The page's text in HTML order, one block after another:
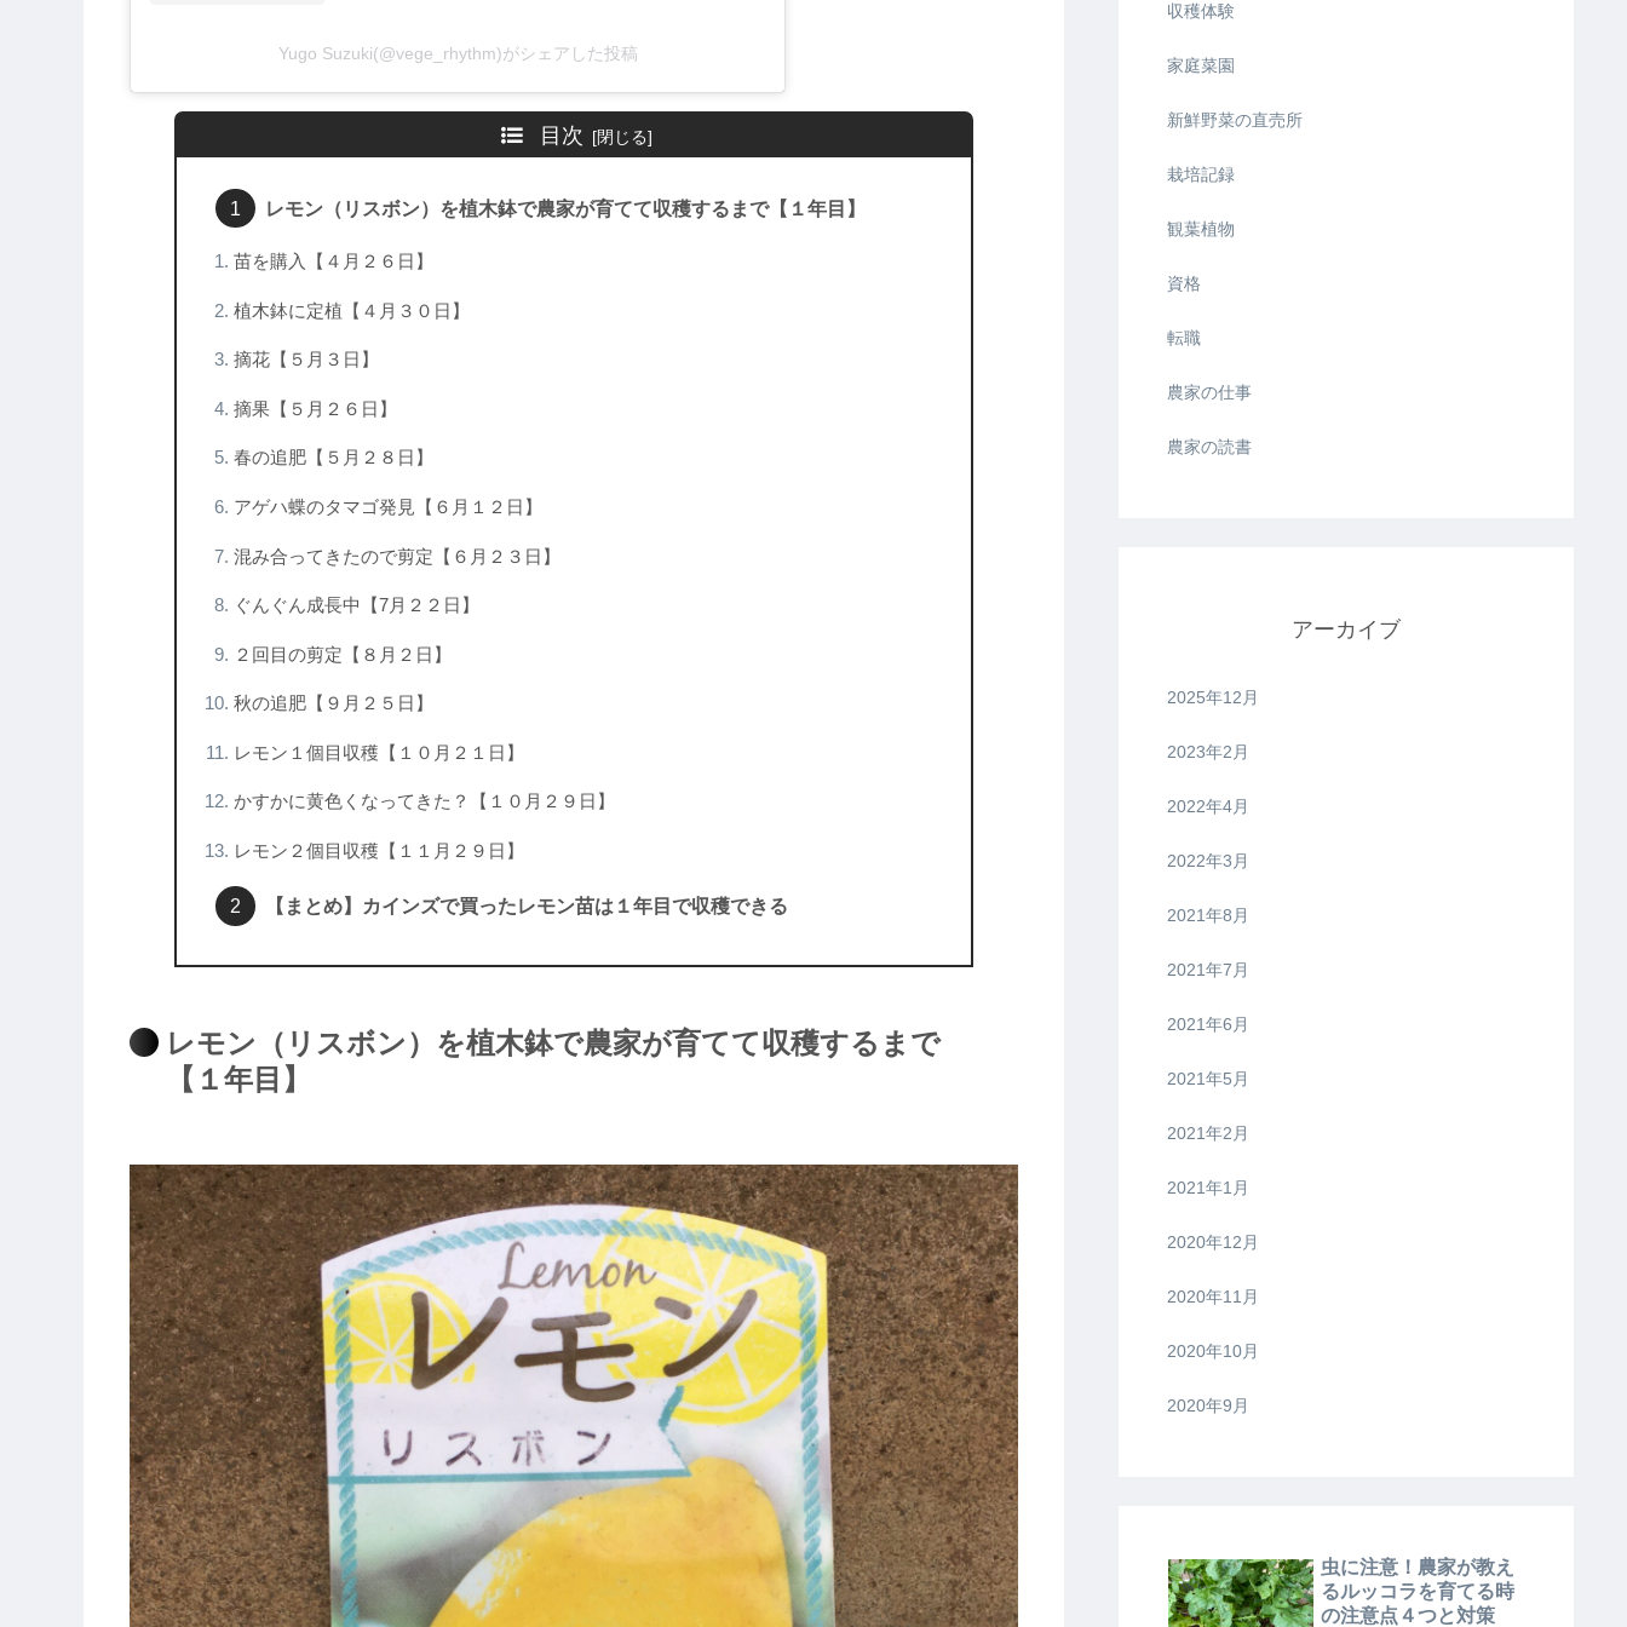
Yugo Suzuki(@vege_rhythm)がシェアした投稿
目次
レモン（リスボン）を植木鉢で農家が育てて収穫するまで【１年目】
苗を購入【４月２６日】
植木鉢に定植【４月３０日】
摘花【５月３日】
摘果【５月２６日】
春の追肥【５月２８日】
アゲハ蝶のタマゴ発見【６月１２日】
混み合ってきたので剪定【６月２３日】
ぐんぐん成長中【7月２２日】
２回目の剪定【８月２日】
秋の追肥【９月２５日】
レモン１個目収穫【１０月２１日】
かすかに黄色くなってきた？【１０月２９日】
レモン２個目収穫【１１月２９日】
【まとめ】カインズで買ったレモン苗は１年目で収穫できる
レモン（リスボン）を植木鉢で農家が育てて収穫するまで
【１年目】
収穫体験
家庭菜園
新鮮野菜の直売所
栽培記録
観葉植物
資格
転職
農家の仕事
農家の読書
アーカイブ
2025年12月
2023年2月
2022年4月
2022年3月
2021年8月
2021年7月
2021年6月
2021年5月
2021年2月
2021年1月
2020年12月
2020年11月
2020年10月
2020年9月
虫に注意！農家が教え
るルッコラを育てる時
の注意点４つと対策